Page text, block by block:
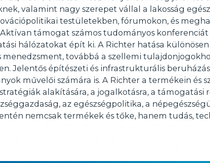
valamint nagy szerepet vállal a lakosság
testületekben, fórumokon, és
támogat számos tudományos
hálózatokat épít ki. A Richter hatása
menedzsment, továbbá a szellemi
Jelentős építészeti és infrastrukturális
művelői számára is. A Richter a termékein és
alakítására, a jogalkotásra, a
az egészségpolitika, a
nemcsak termékek és tőke, hanem tudás,